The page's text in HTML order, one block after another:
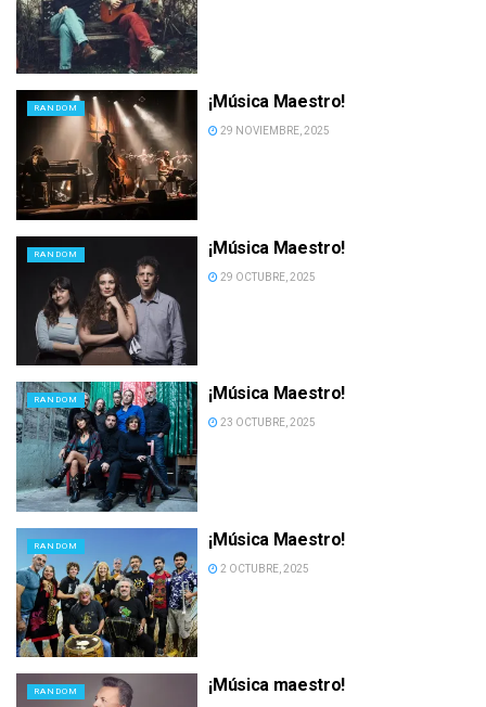
RANDOM ¡Música Maestro!
29 NOVIEMBRE, 2025
RANDOM ¡Música Maestro!
29 OCTUBRE, 2025
RANDOM ¡Música Maestro!
23 OCTUBRE, 2025
RANDOM ¡Música Maestro!
2 OCTUBRE, 2025
RANDOM ¡Música maestro!